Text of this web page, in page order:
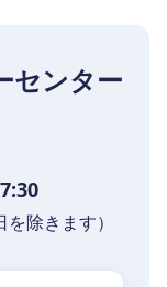
センター
除きます）